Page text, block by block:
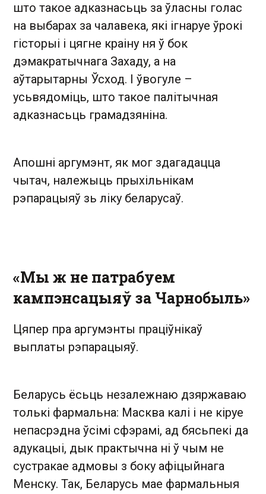
што такое адказнасьць за ўласны голас
на выбарах за чалавека, які ігнаруе ўрокі
гісторыі і цягне краіну ня ў бок
дэмакратычнага Захаду, а на
аўтарытарны Ўсход. І ўвогуле –
усьвядоміць, што такое палітычная
адказнасьць грамадзяніна.
Апошні аргумэнт, як мог здагадацца
чытач, належыць прыхільнікам
рэпарацыяў зь ліку беларусаў.
«Мы ж не патрабуем
кампэнсацыяў за Чарнобыль»
Цяпер пра аргумэнты праціўнікаў
выплаты рэпарацыяў.
Беларусь ёсьць незалежнаю дзяржаваю
толькі фармальна: Масква калі і не кіруе
непасрэдна ўсімі сфэрамі, ад бясьпекі да
адукацыі, дык практычна ні ў чым не
сустракае адмовы з боку афіцыйнага
Менску. Так, Беларусь мае фармальныя